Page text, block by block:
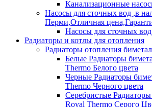
Канализационные
Насосы для сточных вод ,в
Перми,Отличная
Насосы для сточных
Радиаторы и котлы для отопления
Радиаторы отопления
Белые Радиаторы
Thermo Белого цвета
Черные Радиаторы
Thermo Черного цвета
Серебристые
Royal Thermo Серого